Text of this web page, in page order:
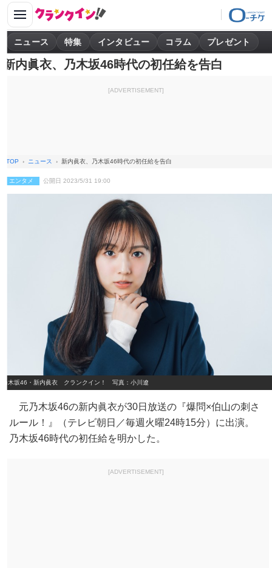
ニュース 特集 インタビュー コラム プレゼント
新内眞衣、乃木坂46時代の初任給を告白
[ADVERTISEMENT]
TOP ニュース 新内眞衣、乃木坂46時代の初任給を告白
エンタメ 公開日 2023/5/31 19:00
乃木坂46・新内眞衣 クランクイン！ 写真：小川遼
元乃木坂46の新内眞衣が30日放送の『爆問×伯山の刺さ
ルール！』（テレビ朝日／毎週火曜24時15分）に出演。
乃木坂46時代の初任給を明かした。
[ADVERTISEMENT]